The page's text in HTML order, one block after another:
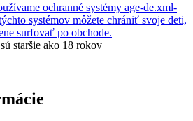
ochranné systémy age-de.xml-
systémov môžete chrániť svoje deti,
surfovať po obchode.
staršie ako 18 rokov